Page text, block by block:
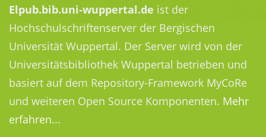
Elpub.bib.uni-wuppertal.de ist der
Hochschulschriftenserver der Bergischen
Universität Wuppertal. Der Server wird von der
Universitätsbibliothek Wuppertal betrieben und
basiert auf dem Repository-Framework MyCoRe
und weiteren Open Source Komponenten. Mehr
erfahren...